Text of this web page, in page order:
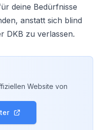
deine Bedürfnisse
anstatt sich blind
DKB zu verlassen.
Website von